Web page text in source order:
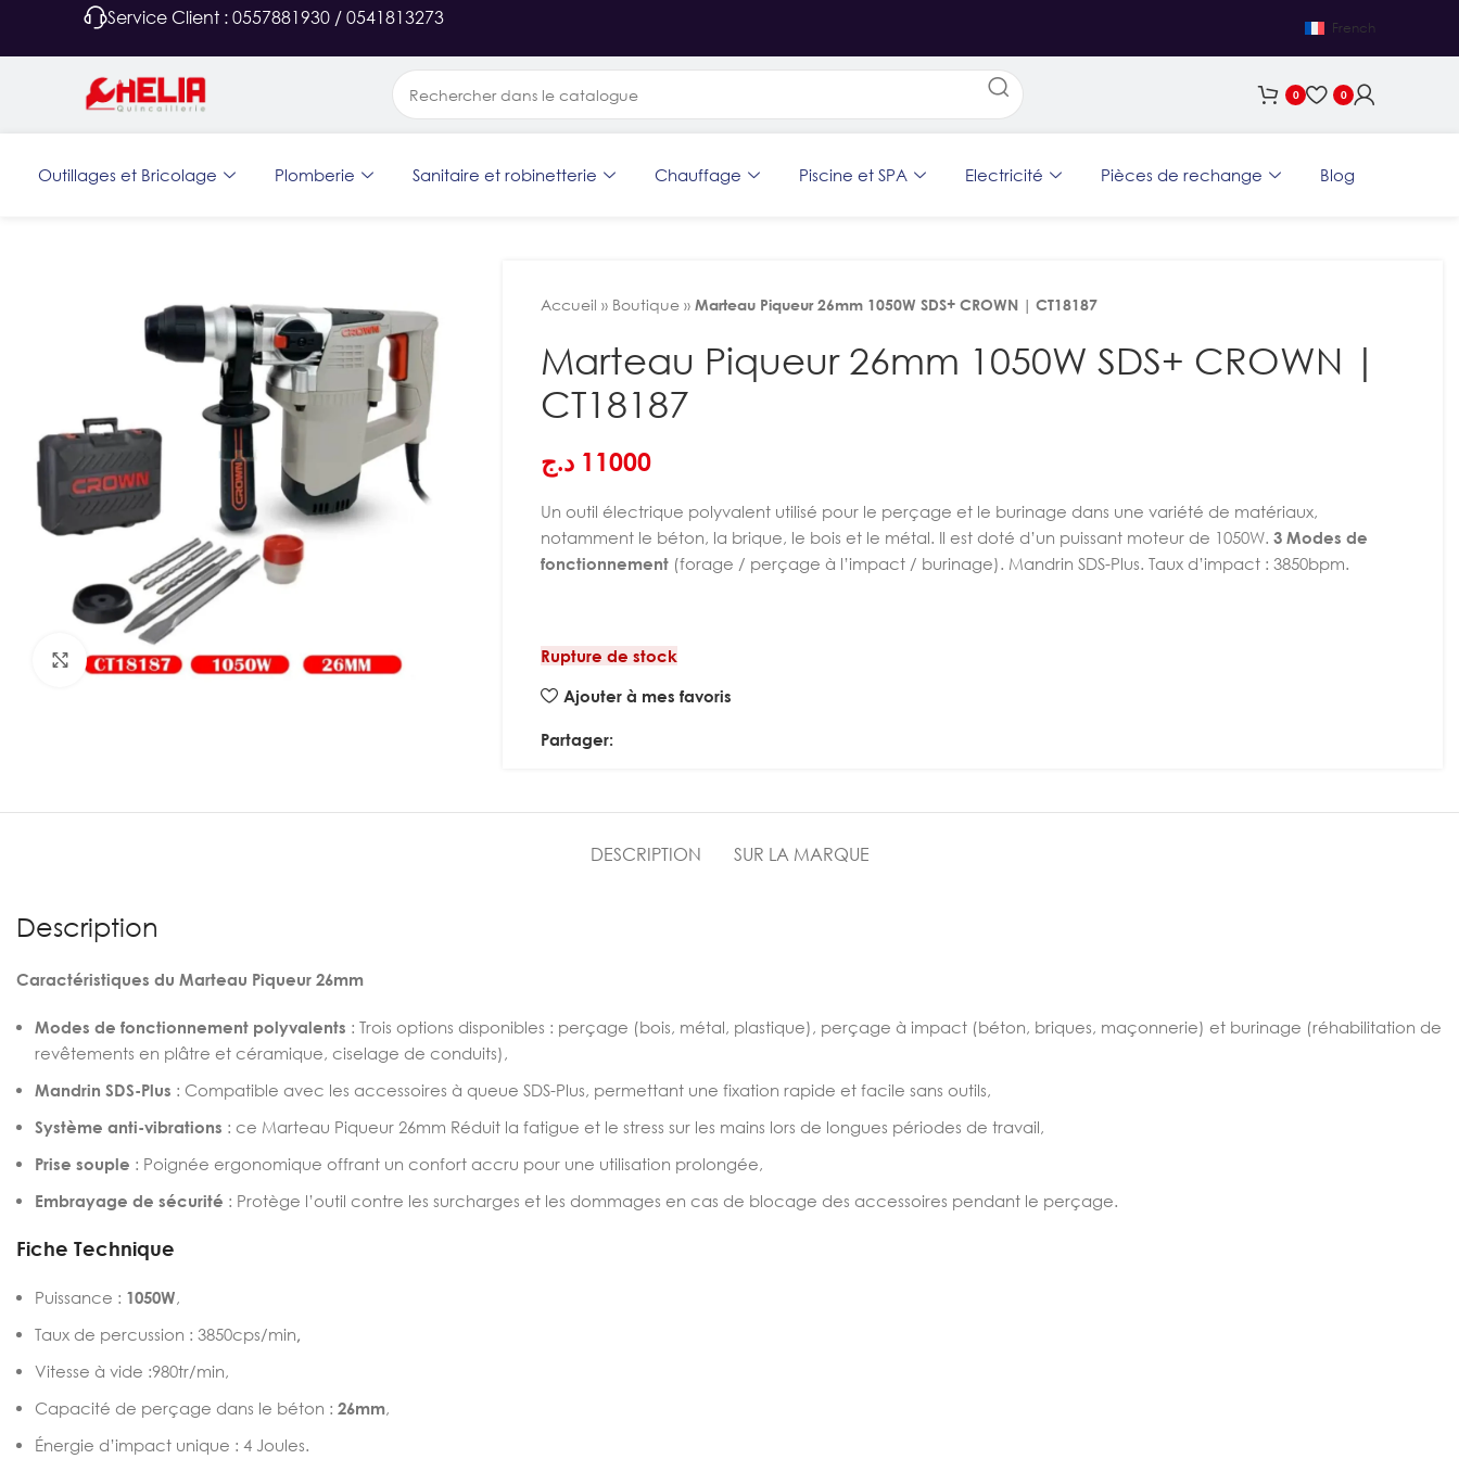
Service Client : 0557881930 / 0541813273 French
0 0
Outillages et Bricolage Plomberie Sanitaire et robinetterie Chauffage Piscine et SPA Electricité Pièces de rechange Blog
Agrandir
Accueil » Boutique » Marteau Piqueur 26mm 1050W SDS+ CROWN | CT18187
Marteau Piqueur 26mm 1050W SDS+ CROWN |
CT18187
11000 د.ج
Un outil électrique polyvalent utilisé pour le perçage et le burinage dans une variété de matériaux,
notamment le béton, la brique, le bois et le métal. Il est doté d’un puissant moteur de 1050W. 3 Modes de
fonctionnement (forage / perçage à l’impact / burinage). Mandrin SDS-Plus. Taux d’impact : 3850bpm.
Rupture de stock
Ajouter à mes favoris
Partager:
DESCRIPTION SUR LA MARQUE
Description
Caractéristiques du Marteau Piqueur 26mm
Modes de fonctionnement polyvalents : Trois options disponibles : perçage (bois, métal, plastique), perçage à impact (béton, briques, maçonnerie) et burinage (réhabilitation de
revêtements en plâtre et céramique, ciselage de conduits),
Mandrin SDS-Plus : Compatible avec les accessoires à queue SDS-Plus, permettant une fixation rapide et facile sans outils,
Système anti-vibrations : ce Marteau Piqueur 26mm Réduit la fatigue et le stress sur les mains lors de longues périodes de travail,
Prise souple : Poignée ergonomique offrant un confort accru pour une utilisation prolongée,
Embrayage de sécurité : Protège l’outil contre les surcharges et les dommages en cas de blocage des accessoires pendant le perçage.
Fiche Technique
Puissance : 1050W,
Taux de percussion : 3850cps/min,
Vitesse à vide :980tr/min,
Capacité de perçage dans le béton : 26mm,
Énergie d’impact unique : 4 Joules.